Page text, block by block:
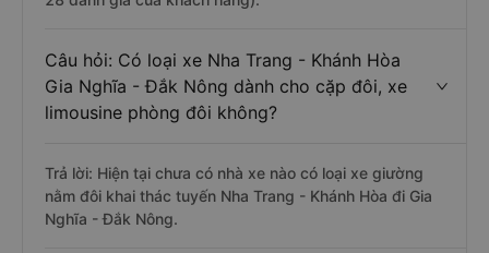
Câu hỏi: Có loại xe Nha Trang - Khánh Hòa
Gia Nghĩa - Đắk Nông dành cho cặp đôi, xe
limousine phòng đôi không?
Trả lời: Hiện tại chưa có nhà xe nào có loại xe giường
nằm đôi khai thác tuyến Nha Trang - Khánh Hòa đi Gia
Nghĩa - Đắk Nông.